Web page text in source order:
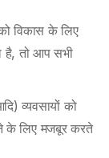
विकास के लिए
है, तो आप सभी
व्यवसायों को
के लिए मजबूर करते